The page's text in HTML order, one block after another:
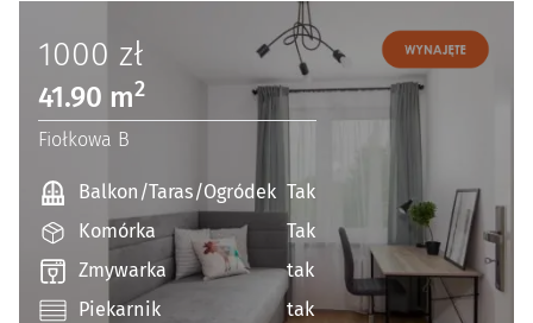
1000zł
41.90 m2
Fiołkowa B
Balkon/Taras/Ogródek Tak
Komórka
Tak
Zmywarka
tak
Piekarnik
tak